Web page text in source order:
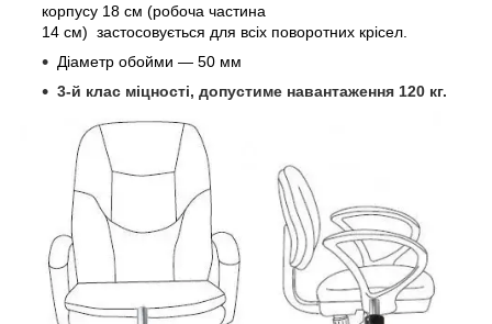
корпусу 18 см (робоча частина
14 см) застосовується для всіх поворотних крісел.
Діаметр обойми — 50 мм
3-й клас міцності, допустиме навантаження 120 кг.